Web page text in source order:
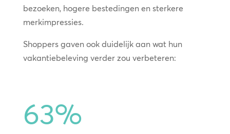
bezoeken, hogere bestedingen en sterkere
merkimpressies.
Shoppers gaven ook duidelijk aan wat hun
vakantiebeleving verder zou verbeteren:
63%